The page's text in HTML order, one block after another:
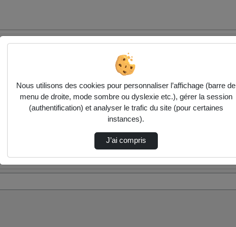
Nous utilisons des cookies pour personnaliser l’affichage (barre de
menu de droite, mode sombre ou dyslexie etc.), gérer la session
(authentification) et analyser le trafic du site (pour certaines
instances).
J’ai compris